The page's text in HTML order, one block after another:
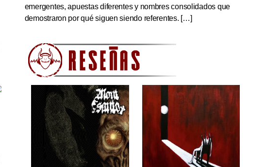
emergentes, apuestas diferentes y nombres consolidados que
demostraron por qué siguen siendo referentes. […]